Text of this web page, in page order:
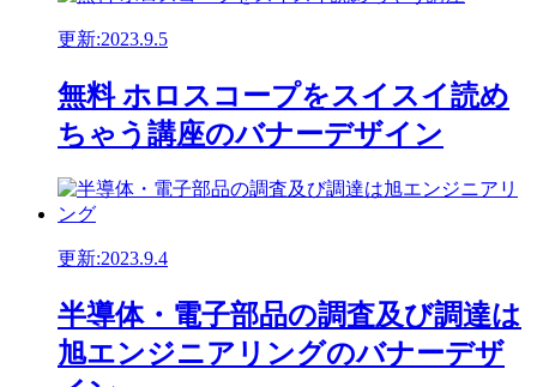
更新:2023.9.5
無料 ホロスコープをスイスイ読め
ちゃう講座のバナーデザイン
更新:2023.9.4
半導体・電子部品の調査及び調達は
旭エンジニアリングのバナーデザ